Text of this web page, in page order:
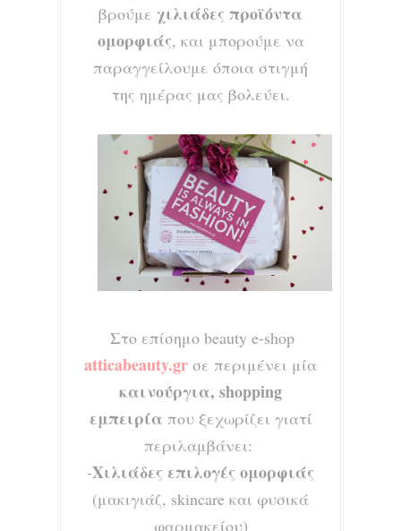
βρούμε χιλιάδες προϊόντα
ομορφιάς, και μπορούμε να
παραγγείλουμε όποια στιγμή
της ημέρας μας βολεύει.
Στο επίσημο beauty e-shop
atticabeauty.gr σε περιμένει μία
καινούργια, shopping
εμπειρία που ξεχωρίζει γιατί
περιλαμβάνει:
-Χιλιάδες επιλογές ομορφιάς
(μακιγιάζ, skincare και φυσικά
φαρμακείου)